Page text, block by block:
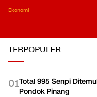
Ekonomi
TERPOPULER
01Total 995 Senpi
Pondok Pinang